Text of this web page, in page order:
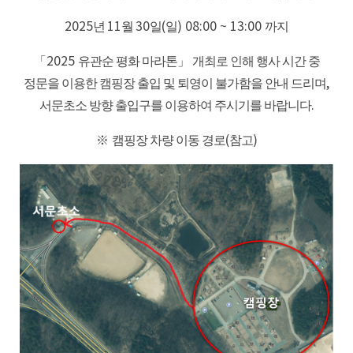
2025년 11월 30일(일) 08:00 ~ 13:00 까지
「2025 유관순 평화 마라톤」
개최로 인해 행사 시간 중
정문을 이용한 캠핑장 출입 및 퇴영이 불가함을 안내 드리며,
서문초소 방향 출입구를 이용하여 주시기를 바랍니다.
※ 캠핑장 차량 이동 경로(참고)